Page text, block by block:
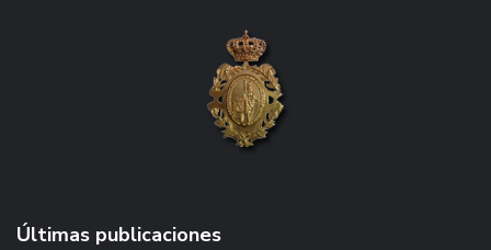
Últimas publicaciones